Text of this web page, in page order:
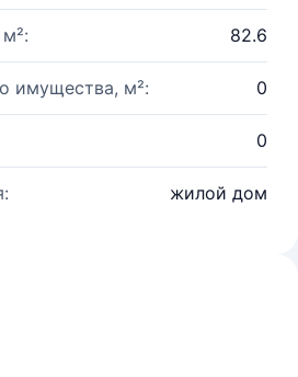
82.6
имущества, м²: 0
0
жилой дом